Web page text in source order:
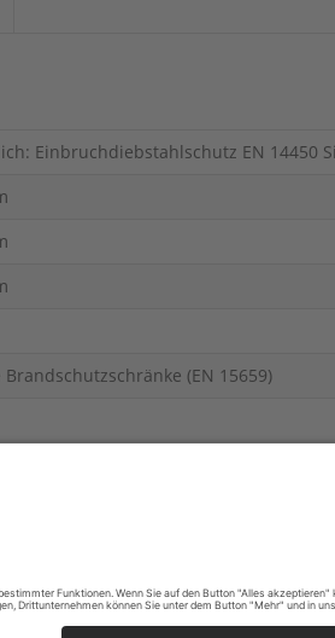
Einbruchdiebstahlschutz EN 14450
Brandschutzschränke (EN 15659)